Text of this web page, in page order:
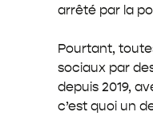
arrêté par la
Pourtant,
sociaux par
depuis 2019,
c’est quoi un